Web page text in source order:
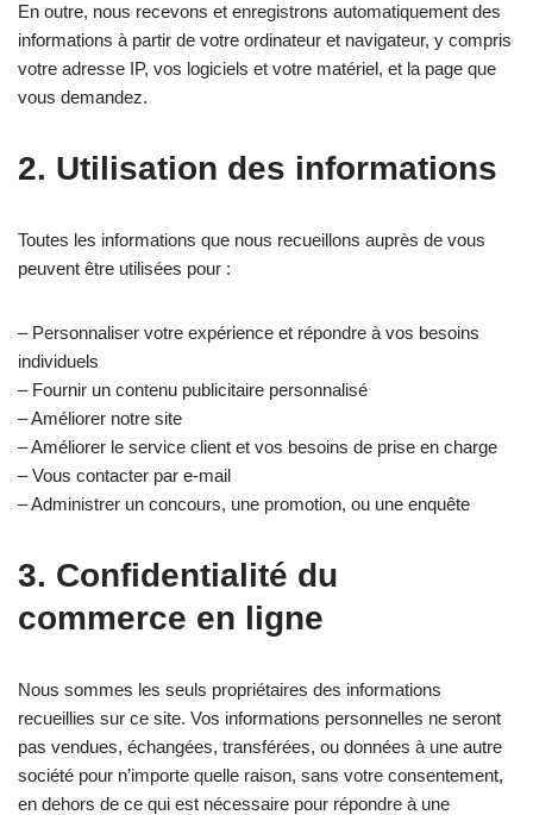
En outre, nous recevons et enregistrons automatiquement des
informations à partir de votre ordinateur et navigateur, y compris
votre adresse IP, vos logiciels et votre matériel, et la page que
vous demandez.
2. Utilisation des informations
Toutes les informations que nous recueillons auprès de vous
peuvent être utilisées pour :
– Personnaliser votre expérience et répondre à vos besoins
individuels
– Fournir un contenu publicitaire personnalisé
– Améliorer notre site
– Améliorer le service client et vos besoins de prise en charge
– Vous contacter par e-mail
– Administrer un concours, une promotion, ou une enquête
3. Confidentialité du
commerce en ligne
Nous sommes les seuls propriétaires des informations
recueillies sur ce site. Vos informations personnelles ne seront
pas vendues, échangées, transférées, ou données à une autre
société pour n’importe quelle raison, sans votre consentement,
en dehors de ce qui est nécessaire pour répondre à une